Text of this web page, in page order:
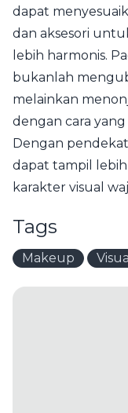
dapat
dan aksesori
lebih harmonis.
bukanlah
melainkan
dengan cara
Dengan
dapat tampil lebih
karakter visual
Tags
Makeup